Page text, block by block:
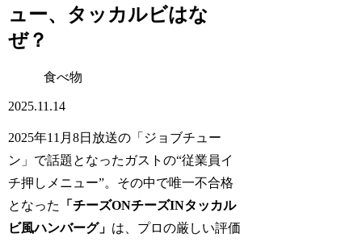
ュー、タッカルビはな
ぜ？
食べ物
2025.11.14
2025年11月8日放送の「ジョブチュー
ン」で話題となったガストの“従業員イ
チ押しメニュー”。その中で唯一不合格
となった
「チーズONチーズINタッカル
ビ風ハンバーグ」 は、プロの厳しい評価